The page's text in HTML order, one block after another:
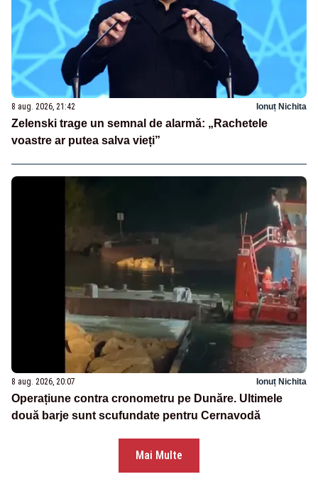
8 aug. 2026, 21:42 Ionuț Nichita
Zelenski trage un semnal de alarmă: „Rachetele
voastre ar putea salva vieți”
8 aug. 2026, 20:07 Ionuț Nichita
Operațiune contra cronometru pe Dunăre. Ultimele
două barje sunt scufundate pentru Cernavodă
Mai Multe